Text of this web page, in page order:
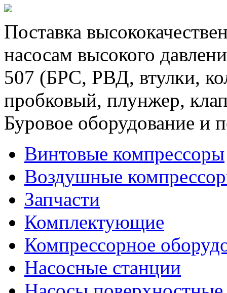
Поставка
насосам высокого
507 (БРС, РВД, втулки,
пробковый, плунжер,
Буровое оборудование и
Винтовые компрессоры
Воздушные
Запчасти
Комплектующие
Компрессорное
Насосные станции